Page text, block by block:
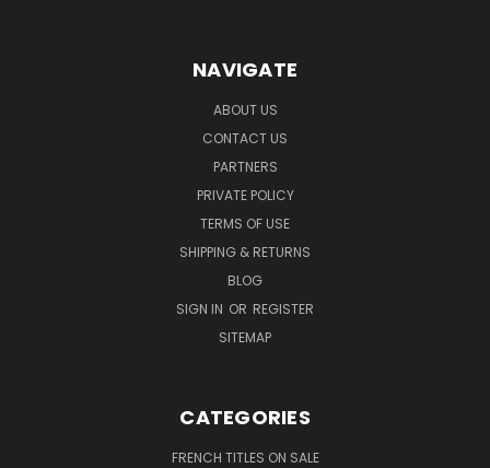
NAVIGATE
ABOUT US
CONTACT US
PARTNERS
PRIVATE POLICY
TERMS OF USE
SHIPPING & RETURNS
BLOG
SIGN IN OR REGISTER
SITEMAP
CATEGORIES
FRENCH TITLES ON SALE